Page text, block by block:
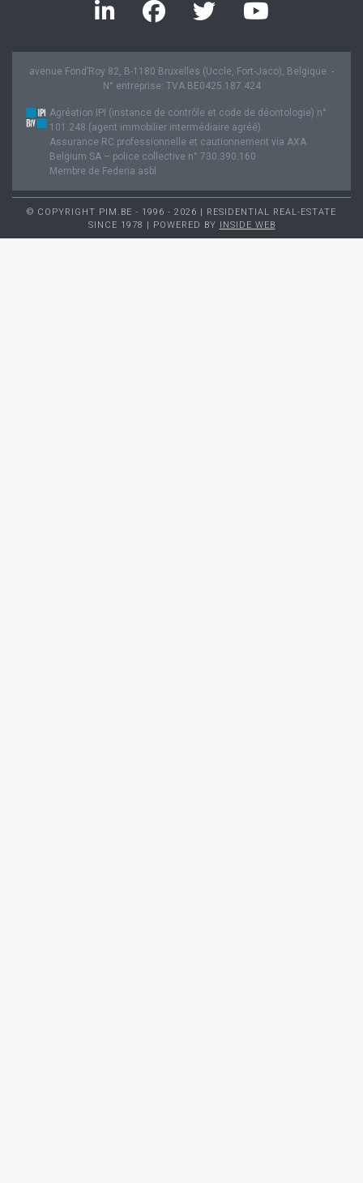
avenue Fond’Roy 82, B-1180 Bruxelles (Uccle, Fort-Jaco), Belgique. -
N° entreprise: TVA BE0425.187.424
Agréation IPI (instance de contrôle et code de déontologie) n°
101.248 (agent immobilier intermédiaire agréé).
Assurance RC professionnelle et cautionnement via AXA
Belgium SA – police collective n° 730.390.160
Membre de Federia asbl
© COPYRIGHT PIM.BE - 1996 - 2026 | RESIDENTIAL REAL-ESTATE
SINCE 1978 | POWERED BY INSIDE WEB